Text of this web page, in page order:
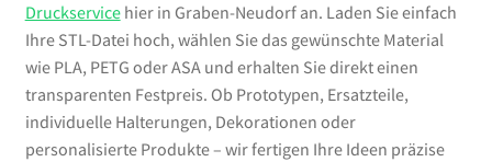
Druckservicehier in Graben-Neudorf an. Laden Sie einfach
Ihre STL-Datei hoch, wählen Sie das gewünschte Material
wie PLA, PETG oder ASA und erhalten Sie direkt einen
transparenten Festpreis. Ob Prototypen, Ersatzteile,
individuelle Halterungen, Dekorationen oder
personalisierte Produkte – wir fertigen Ihre Ideen präzise